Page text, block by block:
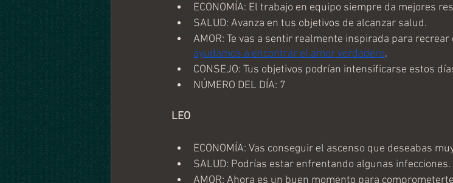
ECONOMÍA: El trabajo en equipo siempre da mejores
SALUD: Avanza en tus objetivos de alcanzar salud.
AMOR: Te vas a sentir realmente inspirada para
ayudamos a encontrar el amor verdadero.
CONSEJO: Tus objetivos podrían intensificarse estos
NÚMERO DEL DÍA: 7
LEO
ECONOMÍA: Vas conseguir el ascenso que deseabas
SALUD: Podrías estar enfrentando algunas infecciones.
AMOR: Ahora es un buen momento para